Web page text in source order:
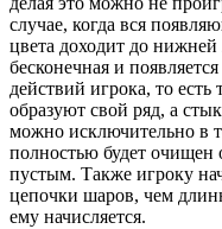
случае, когда вся
цвета доходит до
бесконечная и
действий игрока, то
образуют свой ряд, а
можно исключительно в
полностью будет очищен
пустым. Также игроку
цепочки шаров, чем
ему начисляется.